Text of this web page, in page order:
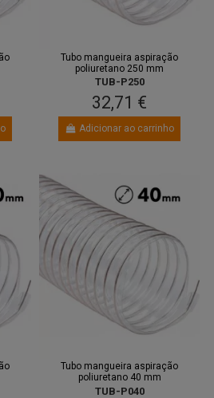
Tubo mangueira aspiração
poliuretano 250 mm
TUB-P250
32,71 €
Adicionar ao carrinho
Tubo mangueira aspiração
poliuretano 40 mm
TUB-P040